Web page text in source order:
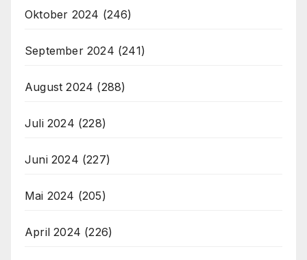
Oktober 2024 (246)
September 2024 (241)
August 2024 (288)
Juli 2024 (228)
Juni 2024 (227)
Mai 2024 (205)
April 2024 (226)